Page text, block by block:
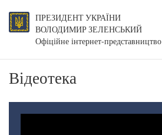
ПРЕЗИДЕНТ УКРАЇНИ
ВОЛОДИМИР ЗЕЛЕНСЬКИЙ
Офіційне інтернет-представництво
Відеотека